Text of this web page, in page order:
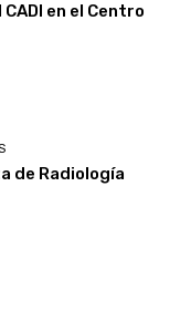
en el Centro
de Radiología